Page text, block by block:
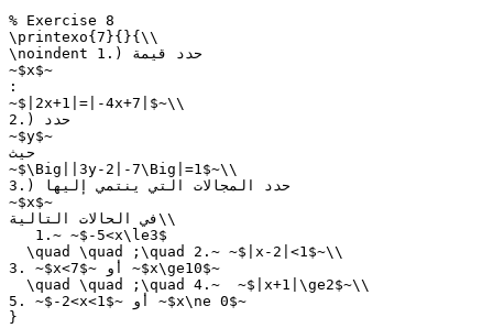
% Exercise 8
\printexo{7}{}{\\
\noindent 1.) حدد قيمة
~$x$~
:
~$|2x+1|=|-4x+7|$~\\
2.) حدد
~$y$~
حيث
~$\Big||3y-2|-7\Big|=1$~\\
3.) حدد المجالات التي ينتمي إليها
~$x$~
في الحالات التالية\\
   1.~ ~$-5<x\le3$
  \quad \quad ;\quad 2.~ ~$|x-2|<1$~\\
3. ~$x<7$~ أو ~$x\ge10$~
  \quad \quad ;\quad 4.~  ~$|x+1|\ge2$~\\
5. ~$-2<x<1$~ أو ~$x\ne 0$~
}